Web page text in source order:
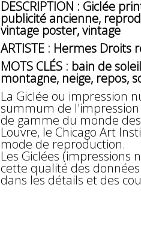
DESCRIPTION : Giclée
publicité ancienne,
vintage poster, vintage
ARTISTE : Hermes Droits
MOTS CLÉS : bain de
montagne, neige, repos,
La Giclée ou impression
summum de
de gamme du monde
Louvre, le Chicago Art
mode de reproduction.
Les Giclées (impressions
cette qualité des
dans les détails et des